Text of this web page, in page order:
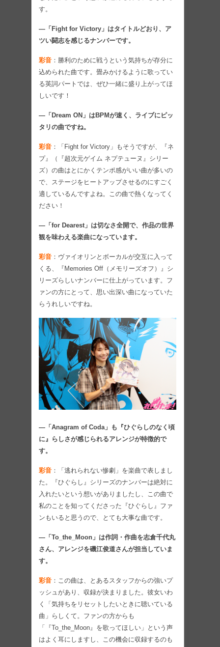
す。
―「Fight for Victory」はタイトルどおり、ア
ツい闘志を感じるナンバーです。
彩音 ：勝利のために戦うという気持ちが存分に
込められた曲です。畳みかけるように歌ってい
る英詞パートでは、ぜひ一緒に盛り上がってほ
しいです！
―「Dream ON」はBPMが速く、ライブにピッ
タリの曲ですね。
彩音 ：「Fight for Victory」もそうですが、『ネ
プ』（『超次元ゲイム ネプテューヌ』シリー
ズ）の曲はとにかくテンポ感がいい曲が多いの
で、ステージをヒートアップさせるのにすごく
適しているんですよね。この曲で熱くなってく
ださい！
―「for Dearest」は切なさ全開で、作品の世界
観を味わえる楽曲になっています。
彩音 ：ヴァイオリンとボーカルが交互に入って
くる、『Memories Off（メモリーズオフ）』シ
リーズらしいナンバーに仕上がっています。フ
ァンの方にとって、思い出深い曲になっていた
らうれしいですね。
―「Anagram of Coda」も『ひぐらしのなく頃
に』らしさが感じられるアレンジが特徴的で
す。
彩音 ：「逃れられない惨劇」を楽曲で表しまし
た。『ひぐらし』シリーズのナンバーは絶対に
入れたいという想いがありましたし、この曲で
私のことを知ってくださった『ひぐらし』ファ
ンもいると思うので、とても大事な曲です。
―「To_the_Moon」は作詞・作曲を志倉千代丸
さん、アレンジを磯江俊道さんが担当していま
す。
彩音 ：この曲は、とあるスタッフからの強いプ
ッシュがあり、収録が決まりました。彼女いわ
く「気持ちをリセットしたいときに聴いている
曲」らしくて。ファンの方からも
「『To_the_Moon』を歌ってほしい」という声
はよく耳にしますし、この機会に収録するのも